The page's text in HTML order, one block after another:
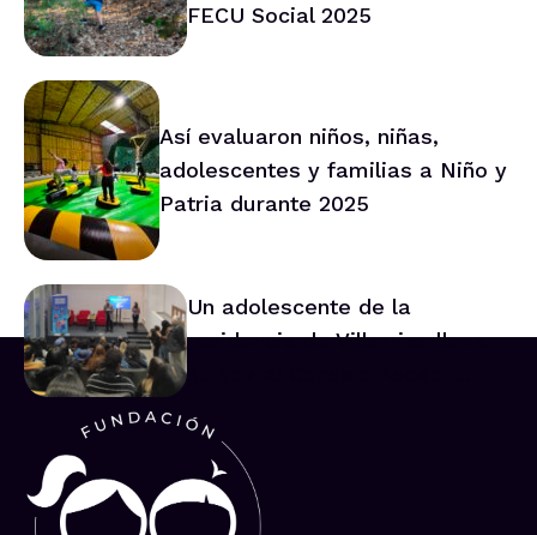
FECU Social 2025
Así evaluaron niños, niñas,
adolescentes y familias a Niño y
Patria durante 2025
Un adolescente de la
residencia de Villarrica lleva